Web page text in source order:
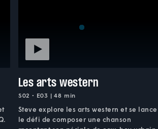
Les arts western
S02 • E03 | 48 min
Steve explore les arts western et se lance
le défi de composer une chanson